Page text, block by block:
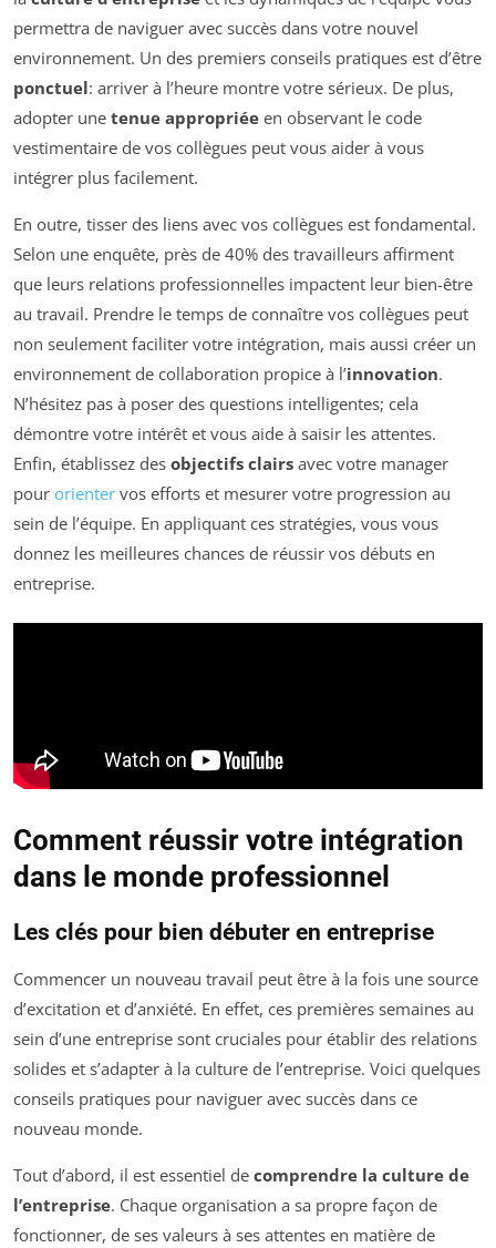
permettra de naviguer avec succès dans votre nouvel
environnement. Un des premiers conseils pratiques est d’être
ponctuel: arriver à l’heure montre votre sérieux. De plus,
adopter une tenue appropriée en observant le code
vestimentaire de vos collègues peut vous aider à vous
intégrer plus facilement.
En outre, tisser des liens avec vos collègues est fondamental.
Selon une enquête, près de 40% des travailleurs affirment
que leurs relations professionnelles impactent leur bien-être
au travail. Prendre le temps de connaître vos collègues peut
non seulement faciliter votre intégration, mais aussi créer un
environnement de collaboration propice à l’innovation.
N’hésitez pas à poser des questions intelligentes; cela
démontre votre intérêt et vous aide à saisir les attentes.
Enfin, établissez des objectifs clairs avec votre manager
pour orienter vos efforts et mesurer votre progression au
sein de l’équipe. En appliquant ces stratégies, vous vous
donnez les meilleures chances de réussir vos débuts en
entreprise.
Comment réussir votre intégration
dans le monde professionnel
Les clés pour bien débuter en entreprise
Commencer un nouveau travail peut être à la fois une source
d’excitation et d’anxiété. En effet, ces premières semaines au
sein d’une entreprise sont cruciales pour établir des relations
solides et s’adapter à la culture de l’entreprise. Voici quelques
conseils pratiques pour naviguer avec succès dans ce
nouveau monde.
Tout d’abord, il est essentiel de comprendre la culture de
l’entreprise. Chaque organisation a sa propre façon de
fonctionner, de ses valeurs à ses attentes en matière de